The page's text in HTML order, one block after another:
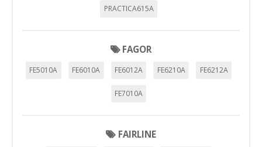
PRACTICA615A
FAGOR
FE5010A FE6010A FE6012A FE6210A FE6212A
FE7010A
FAIRLINE